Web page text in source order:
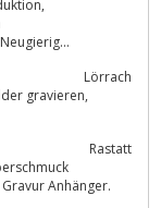
Lörrach
Rastatt